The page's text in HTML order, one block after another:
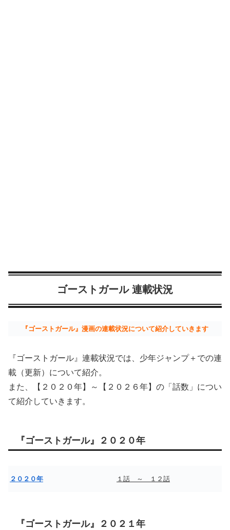
ゴーストガール 連載状況
『ゴーストガール』漫画の連載状況について紹介していきます
『ゴーストガール』連載状況では、少年ジャンプ＋での連
載（更新）について紹介。
また、【２０２０年】～【２０２６年】の「話数」につい
て紹介していきます。
『ゴーストガール』２０２０年
２０２０年 １話 ～ １２話
『ゴーストガール』２０２１年